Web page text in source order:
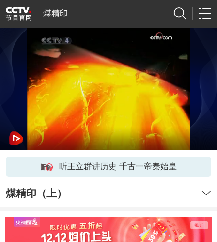
煤精印
听王立群讲历史 千古一帝秦始皇
煤精印（上）